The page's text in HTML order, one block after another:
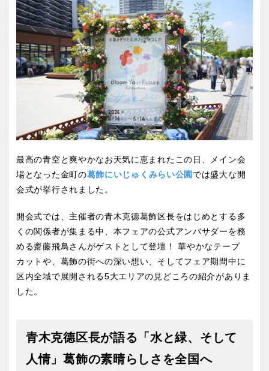
地域で探す
茨城 栃木
群馬 埼玉
東京
神奈川
甲信越・東海・北陸
新潟 富山
石川 福井
愛知
洋式庭園 ドッグラン
ローラー滑り台 植物園
夜景スポット Pickup
花の名所 プレーパーク
美術館
インクルーシブパーク 屋根付き遊び場
花菖蒲 キャンプ場
バスケットゴール ふわふわドーム
健康遊具 ゲートボール
スケートパーク
イルミネーション イベント
交通公園
地域で探す
最高の青空と爽やかなお天気に恵まれたこの日、メイン会
場となった金町の葛飾にいじゅくみらい公園 では盛大な開
会式が挙行されました。
開会式では、主催者の青木克德葛飾区長をはじめとする多
くの関係者が集まる中、本フェアの公式アンバサダーを務
める齋藤飛鳥さんがゲストとして登壇！ 華やかなテープ
カットや、葛飾の街への深い想い、そしてフェア期間中に
区内全域で展開される5大エリアの見どころの紹介がありま
した。
青木克德区長が語る「水と緑、そして
人情」葛飾の素晴らしさを全国へ